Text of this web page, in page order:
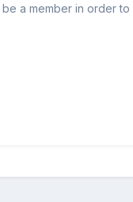
a member in order to